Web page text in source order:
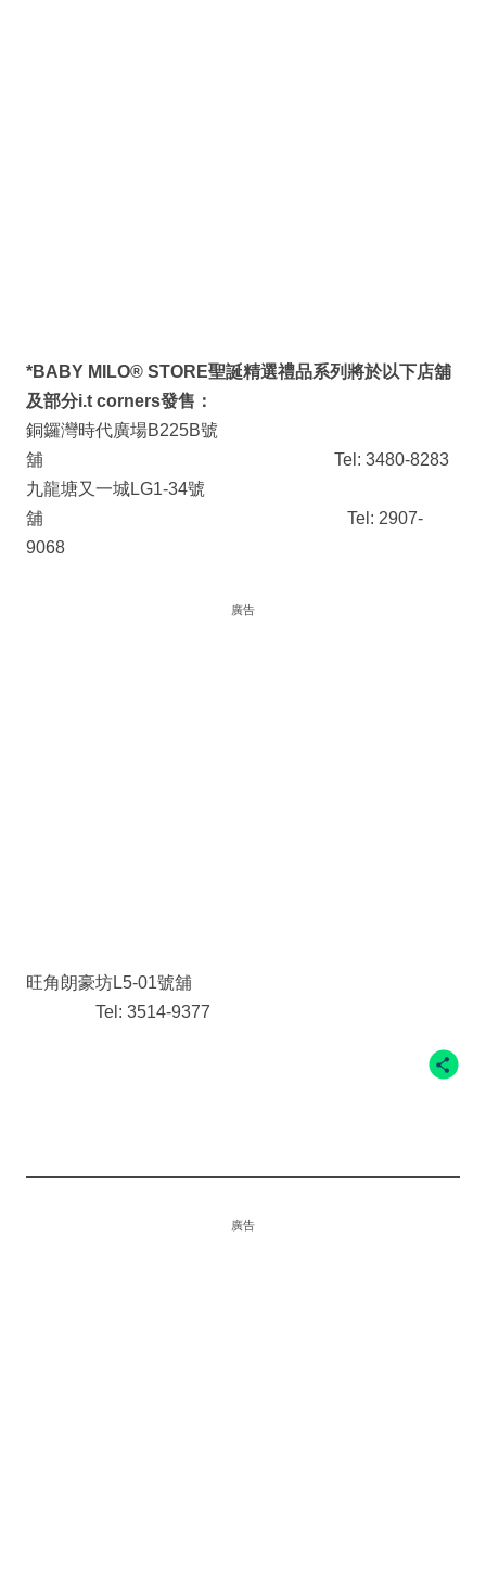
*BABY MILO® STORE聖誕精選禮品系列將於以下店舖
及部分i.t corners發售：
銅鑼灣時代廣場B225B號
舖 Tel: 3480-8283
九龍塘又一城LG1-34號
舖 Tel: 2907-
9068
廣告
旺角朗豪坊L5-01號舖
Tel: 3514-9377
廣告